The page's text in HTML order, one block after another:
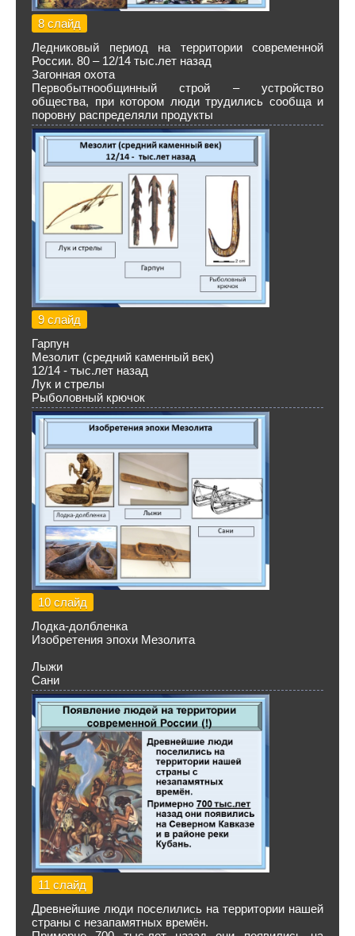
8 слайд
Ледниковый период на территории современной
России. 80 – 12/14 тыс.лет назад
Загонная охота
Первобытнообщинный строй – устройство
общества, при котором люди трудились сообща и
поровну распределяли продукты
9 слайд
Гарпун
Мезолит (средний каменный век)
12/14 - тыс.лет назад
Лук и стрелы
Рыболовный крючок
10 слайд
Лодка-долбленка
Изобретения эпохи Мезолита
Лыжи
Сани
11 слайд
Древнейшие люди поселились на территории нашей
страны с незапамятных времён.